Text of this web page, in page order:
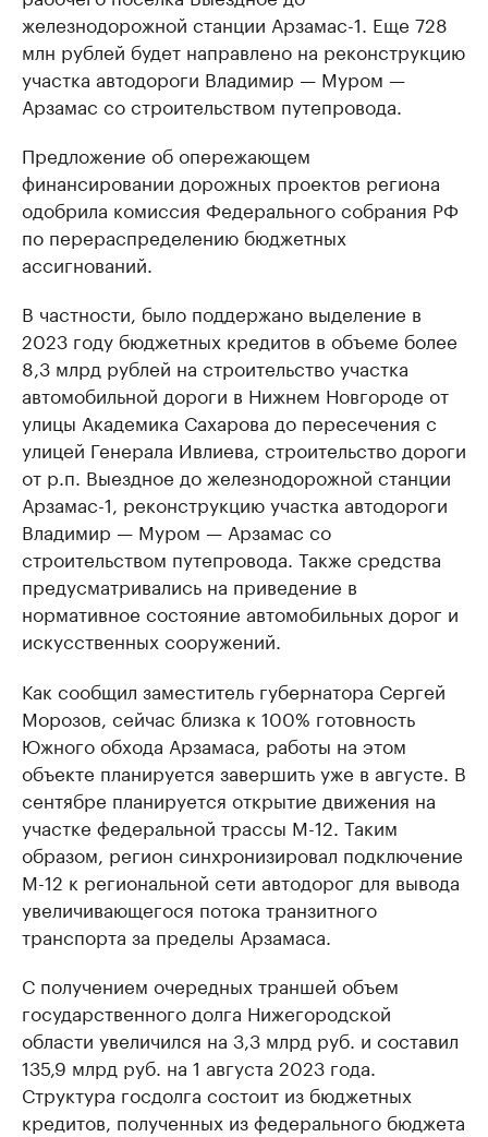
железнодорожной станции Арзамас-1. Еще 728
млн рублей будет направлено на реконструкцию
участка автодороги Владимир — Муром —
Арзамас со строительством путепровода.
Предложение об опережающем
финансировании дорожных проектов региона
одобрила комиссия Федерального собрания РФ
по перераспределению бюджетных
ассигнований.
В частности, было поддержано выделение в
2023 году бюджетных кредитов в объеме более
8,3 млрд рублей на строительство участка
автомобильной дороги в Нижнем Новгороде от
улицы Академика Сахарова до пересечения с
улицей Генерала Ивлиева, строительство дороги
от р.п. Выездное до железнодорожной станции
Арзамас-1, реконструкцию участка автодороги
Владимир — Муром — Арзамас со
строительством путепровода. Также средства
предусматривались на приведение в
нормативное состояние автомобильных дорог и
искусственных сооружений.
Как сообщил заместитель губернатора Сергей
Морозов, сейчас близка к 100% готовность
Южного обхода Арзамаса, работы на этом
объекте планируется завершить уже в августе. В
сентябре планируется открытие движения на
участке федеральной трассы М-12. Таким
образом, регион синхронизировал подключение
М-12 к региональной сети автодорог для вывода
увеличивающегося потока транзитного
транспорта за пределы Арзамаса.
С получением очередных траншей объем
государственного долга Нижегородской
области увеличился на 3,3 млрд руб. и составил
135,9 млрд руб. на 1 августа 2023 года.
Структура госдолга состоит из бюджетных
кредитов, полученных из федерального бюджета